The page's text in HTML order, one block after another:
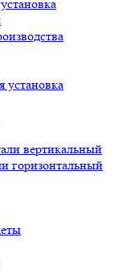
установка
вертикальный
горизонтальный